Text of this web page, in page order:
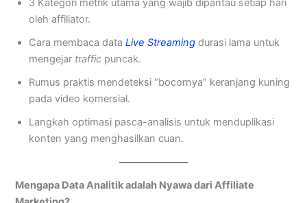
3 Kategori metrik utama yang wajib dipantau setiap hari
oleh affiliator.
Cara membaca dataLive Streaming durasi lama untuk
mengejar traffic puncak.
Rumus praktis mendeteksi “bocornya” keranjang kuning
pada video komersial.
Langkah optimasi pasca-analisis untuk menduplikasi
konten yang menghasilkan cuan.
Mengapa Data Analitik adalah Nyawa dari Affiliate